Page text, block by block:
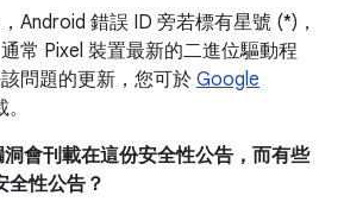
Android 錯誤 ID 旁若標有星號 (*)，
常 Pixel 裝置最新的二進位驅動程
問題的更新，您可於 Google
會刊載在這份安全性公告，而有些
性公告？